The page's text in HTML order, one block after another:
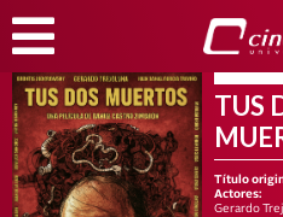
TUS
Título
Actores:
Gerardo